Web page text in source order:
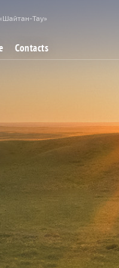
Тау»
Contacts